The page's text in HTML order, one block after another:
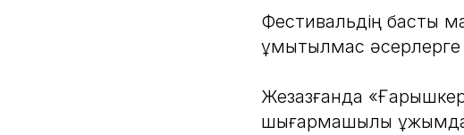
Фестивальдің басты
ұмытылмас әсерлерге
Жезқазғанда
шығармашылық